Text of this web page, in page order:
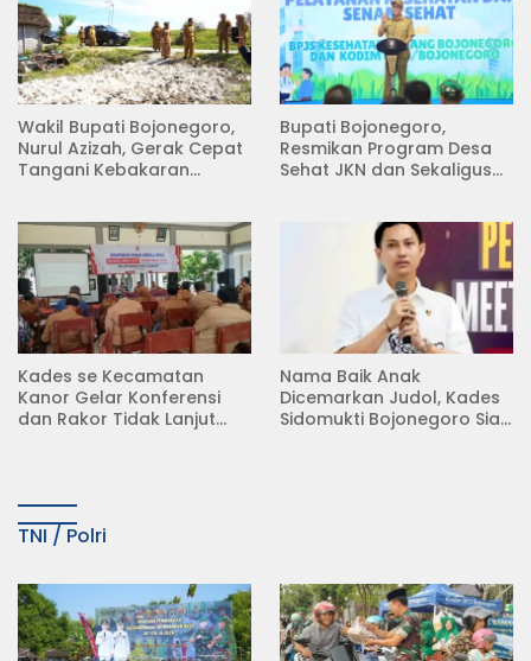
Wakil Bupati Bojonegoro,
Nurul Azizah, Gerak Cepat
Tangani Kebakaran
Bupati Bojonegoro,
Resmikan Program Desa
Sehat JKN dan Sekaligus
Kades se Kecamatan
Kanor Gelar Konferensi
dan Rakor Tidak Lanjut
Nama Baik Anak
Dicemarkan Judol, Kades
Sidomukti Bojonegoro Siap
TNI / Polri